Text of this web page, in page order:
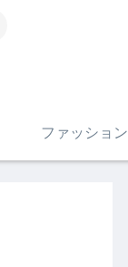
ファッション